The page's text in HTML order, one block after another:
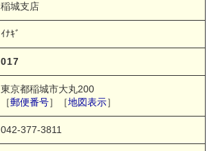
稲城支店
ｲﾅｷﾞ
017
東京都稲城市大丸200
［郵便番号］［地図表示］
042-377-3811